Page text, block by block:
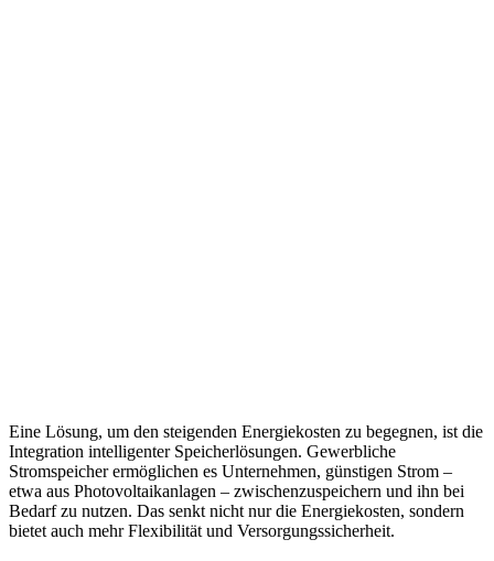
Eine Lösung, um den steigenden Energiekosten zu begegnen, ist die
Integration intelligenter Speicherlösungen. Gewerbliche
Stromspeicher ermöglichen es Unternehmen, günstigen Strom –
etwa aus Photovoltaikanlagen – zwischenzuspeichern und ihn bei
Bedarf zu nutzen. Das senkt nicht nur die Energiekosten, sondern
bietet auch mehr Flexibilität und Versorgungssicherheit.